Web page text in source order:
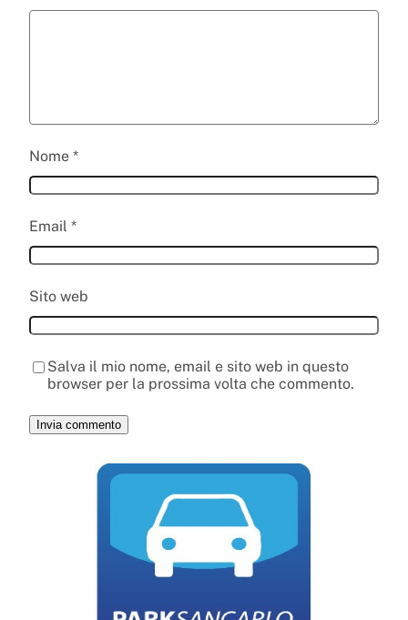
Nome *
Email *
Sito web
Salva il mio nome, email e sito web in questo
browser per la prossima volta che commento.